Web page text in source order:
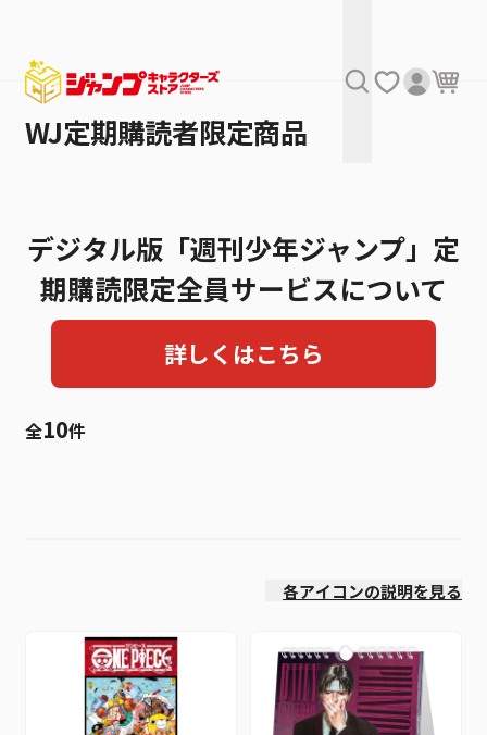
WJ定期購読者限定商品
デジタル版「週刊少年ジャンプ」定
期購読限定全員サービスについて
詳しくはこちら
全10件
各アイコンの説明を見る